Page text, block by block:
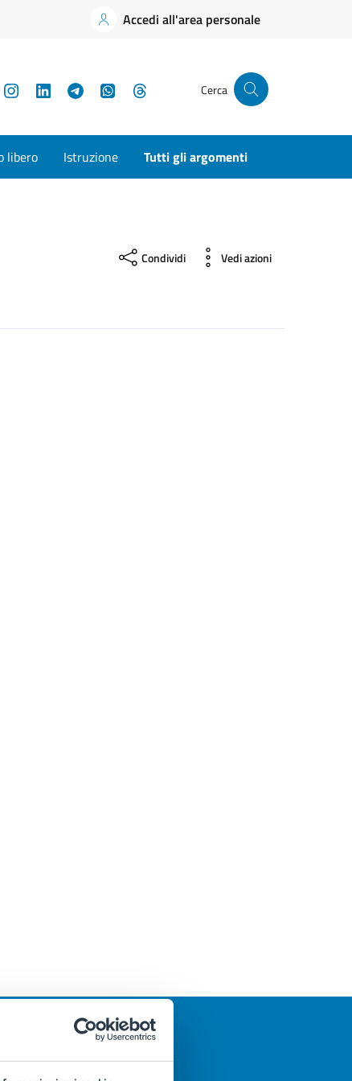
Accedi all'area personale
InstagramLinkedInTelegramWhatsApp Cerca
libero Istruzione Tutti gli argomenti
Condividi Vedi azioni